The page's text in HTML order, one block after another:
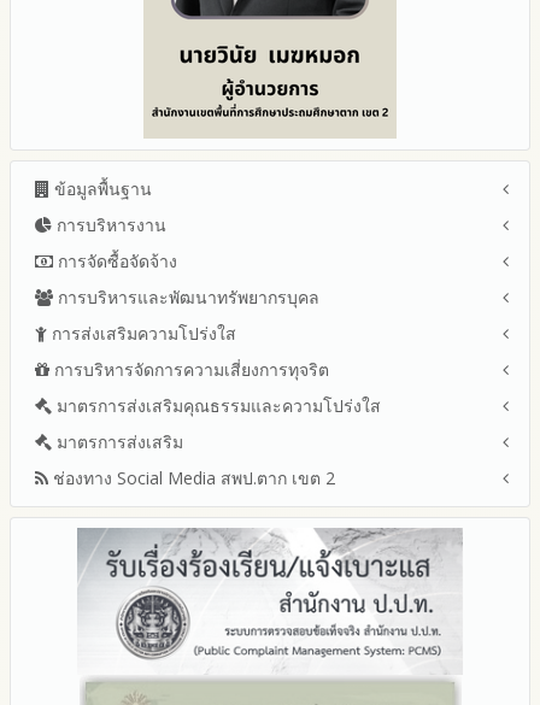
ข้อมูลพื้นฐาน
โครงสร้าง หน้าที่และอำนาจ
ข้อมูลผู้บริหาร
ข้อมูลการติดต่อและ ช่องทางการสอบถาม
นโยบายคุ้มครองข้อมูลส่วนบุคคล
ข่าวประชาสัมพันธ์
ข่าวสารพัฒนาสำนักงานเกี่ยวข้องกับแนวทางส่งเสริมความ
การบริหารงาน
แผนยุทธศาสตร์หรือแผนพัฒนาสำนักงานเขตพื้นที่การศึกษา
แผนและความก้าวหน้าในการดำเนินงานและการใช้งบประมาณ
ปีงบประมาณ 2569
ปีงบประมาณ 2568
ปีงบประมาณ 2567
ปีงบประมาณ 2566
รายงานผลการดำเนินงานประจำปี
รายงานผลปี 2568
รายงานผลปี 2567
รายงานผลปี 2566
รายงานผลปี 2565
รายงานผลปี 2564
คู่มือหรือแนวทางการปฏิบัติงานของเจ้าหน้าที่
คู่มือหรือแนวทางการขอรับบริการสำหรับผู้รับบริการหรือผู้มา
การจัดซื้อจัดจ้าง
สรุปผลการจัดซื้อจัดจ้างหรือการจัดหาพัสดุรายเดือน ประจำ
ปีงบประมาณ พ.ศ.2569 (แบบ สขร.1)
เขตพื้นที่การศึกษา ประจำปีงบประมาณ พ.ศ. 2568
การบริหารและพัฒนาทรัพยากรบุคล
หลักเกณฑ์และแผนการบริหารและพัฒนาทรัพยากรบุคลล ประจำ
ปีงบประมาณ พ.ศ.2569
รายงานผลการบริหารและพัฒนาทรัพยากรบุคคลประจำ
ปีงบประมาณ
ประมวลจริยธรรมและการขับเคลื่อนจริยธรรม
การส่งเสริมความโปร่งใส
แนวปฏิบัติการจัดการเรื่องร้องเรียนการทุจริตและประพฤติมิชอบ
ช่องทางแจ้งเรื่องร้องเรียนการทุจริตและประพฤติมิชอบ
ข้อมูลสถิติเรื่องร้องเรียนการทุจริตและประพฤติมิชอบ ประจำ
ปีงบประมาณ
การเปิดโอกาสให้มีส่วนร่วมในการดำเนินงานปีงบประมาณ
การบริหารจัดการความเสี่ยงการทุจริต
การขับเคลื่อนนโยบาย No Gift Policy จากการปฏิบัติหน้าที่และ
การเสริมสร้างรู้เกี่ยวกับหลักเกณฑ์การรับทรัพย์สินหรือประโยชน์อื่น
ใดโดยธรรมจรรยาของเจ้าพนักงานของรัฐ
การประเมินความเสี่ยงการทุจริต ในสำนักงานเขตพื้นที่การศึกษา
ประจำปีงบประมาณ
รายงานผลการดำเนินการตามแผนบริหารจัดการความเสี่ยงการ
ทุจริตของสำนักงานเขตพื้นที่การศึกษา ประจำงบประมาณ
มาตรการส่งเสริมคุณธรรมและความโปร่งใส
แผนปฏิบัติการป้องกันการทุจริตประจำปีงบประมาณ
2569
2568
2567
2566
2565
รายงานผลการดำเนินการป้องกันการทุจริตประจำปี
2568
มาตรการส่งเสริม
มาตรการเผยแพร่ข้อมูลต่อสาธารณะ
มาตรการส่งเสริมความโปร่งใสในการจัดซื้อจัดจ้าง
มาตราการจัดการเรื่องร้องเรียนการทุจริต
มาตรการป้องกันการรับสินบน
มาตรการป้องกันการขัดกันระหว่างผลประโยชน์ส่วนตนกับส่วนรวม
มาตรการตรวจสอบการใช้ดุลพินิจ
มาตราการให้ผู้มีส่วนได้ส่วนเสียมีส่วนร่วม
ช่องทาง Social Media สพป.ตาก เขต 2
Q&A / ชมเชย / เสนอแนะ
Facebook เพจ สพป.ตาก 2
Youtube ช่อง สพป.ตาก เขต 2
Youtube เรื่องเล่าข่าวตาก 2